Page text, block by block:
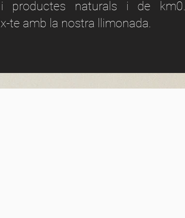
productes naturals i de km0.
te amb la nostra llimonada.